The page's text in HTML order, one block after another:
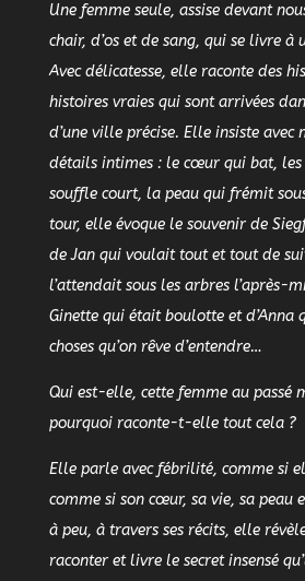
Une femme seule, assise devant
chair, d’os et de sang, qui se livre à
Avec délicatesse, elle raconte des
histoires vraies qui sont arrivées
d’une ville précise. Elle insiste avec
détails intimes : le cœur qui bat, les
souffle court, la peau qui frémit
tour, elle évoque le souvenir de
de Jan qui voulait tout et tout de
l’attendait sous les arbres l’après-
Ginette qui était boulotte et d’Anna
choses qu’on rêve d’entendre…
Qui est-elle, cette femme au passé
pourquoi raconte-t-elle tout cela ?
Elle parle avec fébrilité, comme si
comme si son cœur, sa vie, sa peau
à peu, à travers ses récits, elle
raconter et livre le secret insensé